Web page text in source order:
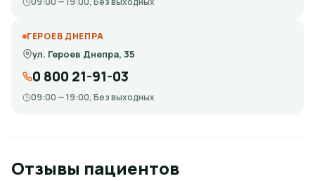
ГЕРОЕВ ДНЕПРА
ул. Героев Днепра, 35
0 800 21-91-03
09:00 — 19:00, Без выходных
Отзывы пациентов